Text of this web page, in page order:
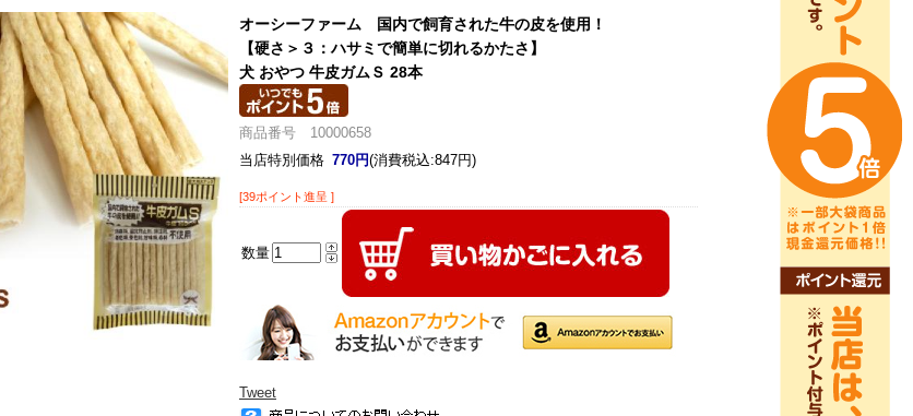
オーシーファーム 国内で飼育された牛の皮を使用！
【硬さ＞３：ハサミで簡単に切れるかたさ】
犬 おやつ 牛皮ガムＳ 28本
商品番号 10000658
当店特別価格 770円(消費税込:847円)
[39ポイント進呈 ]
数量
Tweet